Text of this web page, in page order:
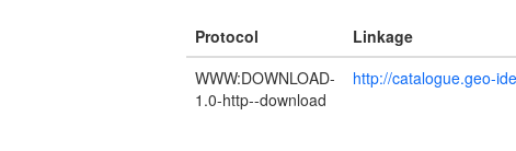
Protocol
Linkage
WWW:DOWNLOAD-
1.0-http--download
http://catalogue.geo-